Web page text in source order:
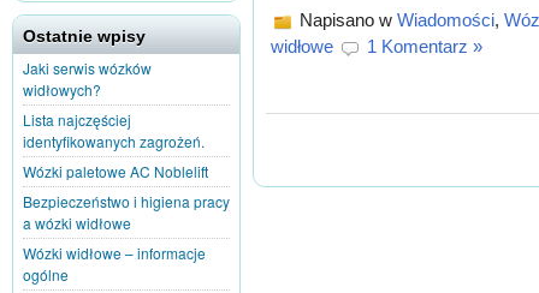
Ostatnie wpisy
Jaki serwis wózków
widłowych?
Lista najczęściej
identyfikowanych zagrożeń.
Wózki paletowe AC Noblelift
Bezpieczeństwo i higiena pracy
a wózki widłowe
Wózki widłowe – informacje
ogólne
Napisano w Wiadomości,
widłowe
1 Komentarz »